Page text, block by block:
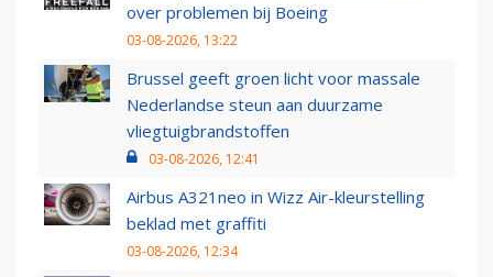
over problemen bij Boeing
03-08-2026, 13:22
Brussel geeft groen licht voor massale
Nederlandse steun aan duurzame
vliegtuigbrandstoffen
03-08-2026, 12:41
Airbus A321neo in Wizz Air-kleurstelling
beklad met graffiti
03-08-2026, 12:34